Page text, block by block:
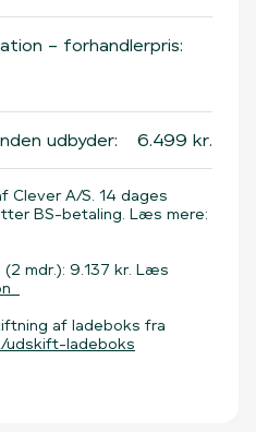
– forhandlerpris:
udbyder: 6.499 kr.
Clever A/S. 14 dages
BS-betaling. Læs mere:
mdr.): 9.137 kr. Læs
af ladeboks fra
udskift-ladeboks